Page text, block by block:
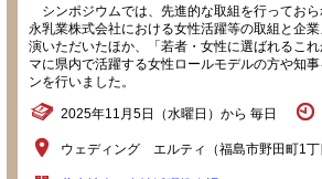
シンポジウムでは、先進的な取組を行ってお
永乳業株式会社における女性活躍等の取組と企
演いただいたほか、「若者・女性に選ばれるこ
マに県内で活躍する女性ロールモデルの方や知
ンを行いました。
2025年11月5日（水曜日）から 毎日
ウェディング エルティ（福島市野田町1丁